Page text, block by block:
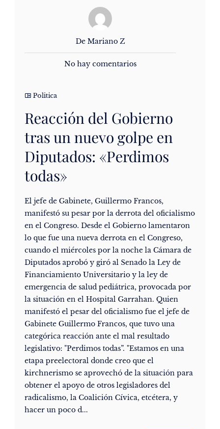
De Mariano Z
No hay comentarios
Politica
Reacción del Gobierno
tras un nuevo golpe en
Diputados: «Perdimos
todas»
El jefe de Gabinete, Guillermo Francos,
manifestó su pesar por la derrota del oficialismo
en el Congreso. Desde el Gobierno lamentaron
lo que fue una nueva derrota en el Congreso,
cuando el miércoles por la noche la Cámara de
Diputados aprobó y giró al Senado la Ley de
Financiamiento Universitario y la ley de
emergencia de salud pediátrica, provocada por
la situación en el Hospital Garrahan. Quien
manifestó el pesar del oficialismo fue el jefe de
Gabinete Guillermo Francos, que tuvo una
categórica reacción ante el mal resultado
legislativo: "Perdimos todas”. "Estamos en una
etapa preelectoral donde creo que el
kirchnerismo se aprovechó de la situación para
obtener el apoyo de otros legisladores del
radicalismo, la Coalición Cívica, etcétera, y
hacer un poco d...